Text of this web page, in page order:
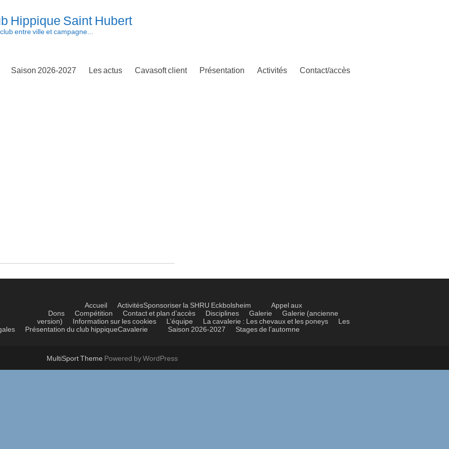
Hippique Saint Hubert
entre ville et campagne...
Saison 2026-2027 Les actus Cavasoft client Présentation Activités Contact/accès
Accueil ActivitésSponsoriser la SHRU Eckbolsheim
Appel aux
Dons
Compétition Contact et plan d’accès Disciplines Galerie
Galerie (ancienne
version)
Information sur les cookies L’équipe La cavalerie : Les chevaux et les poneys
Les
Présentation du club hippiqueCavalerie Saison 2026-2027 Stages de l’automne
MultiSport Theme Powered by WordPress